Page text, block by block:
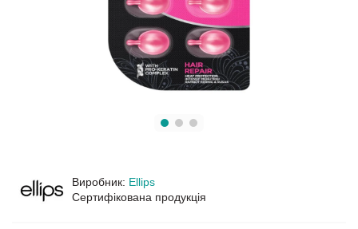
Виробник: Ellips
Сертифікована продукція